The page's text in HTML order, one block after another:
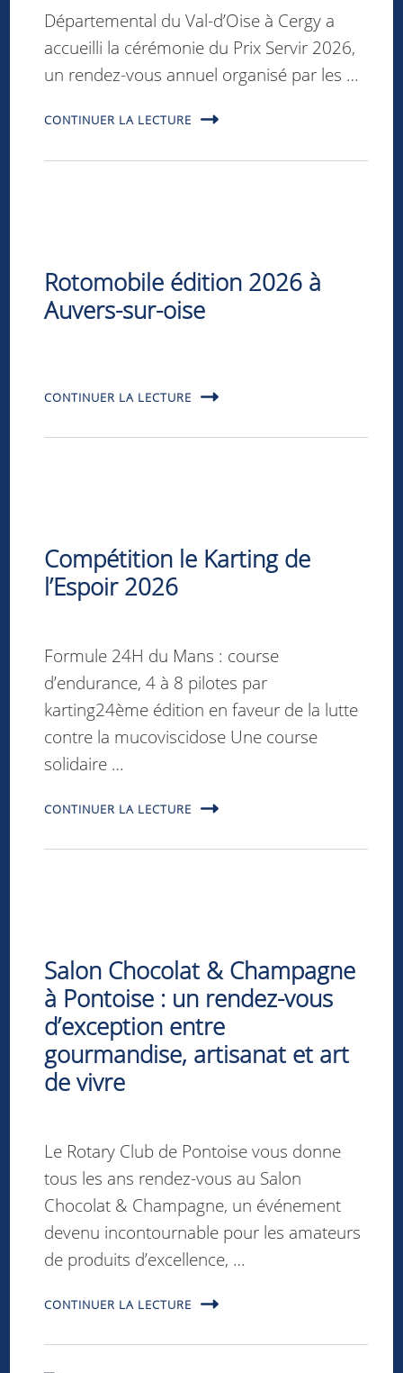
Départemental du Val-d’Oise à Cergy a
accueilli la cérémonie du Prix Servir 2026,
un rendez-vous annuel organisé par les …
CONTINUER LA LECTURE
Rotomobile édition 2026 à
Auvers-sur-oise
CONTINUER LA LECTURE
Compétition le Karting de
l’Espoir 2026
Formule 24H du Mans : course
d’endurance, 4 à 8 pilotes par
karting24ème édition en faveur de la lutte
contre la mucoviscidose Une course
solidaire …
CONTINUER LA LECTURE
Salon Chocolat & Champagne
à Pontoise : un rendez-vous
d’exception entre
gourmandise, artisanat et art
de vivre
Le Rotary Club de Pontoise vous donne
tous les ans rendez-vous au Salon
Chocolat & Champagne, un événement
devenu incontournable pour les amateurs
de produits d’excellence, …
CONTINUER LA LECTURE